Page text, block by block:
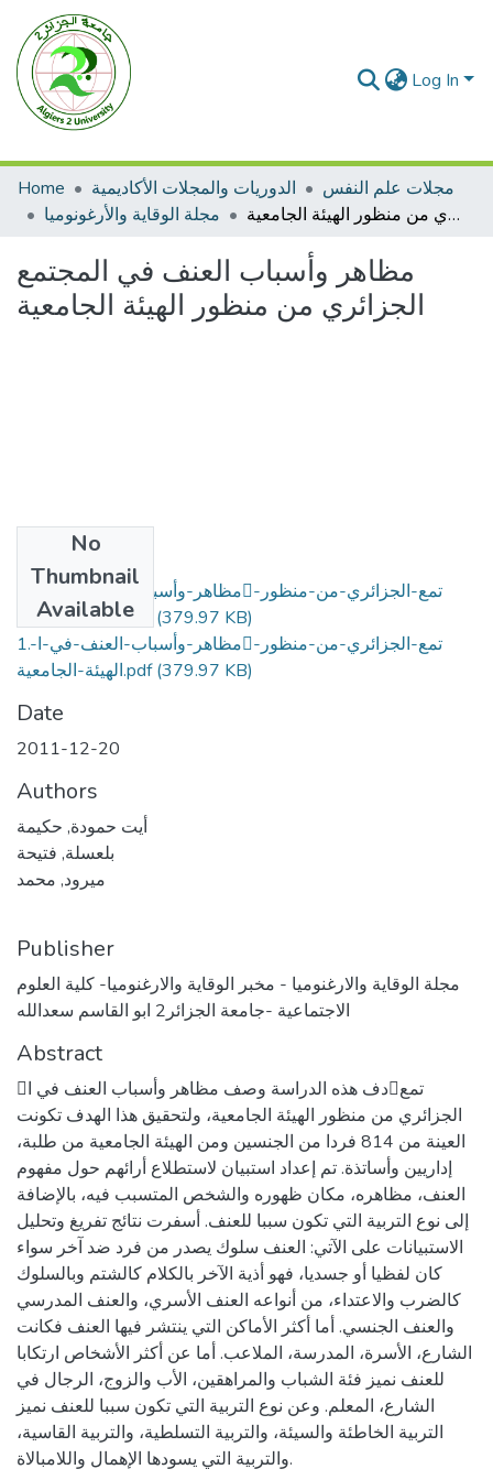
Log In
Home الدوريات والمجلات الأكاديمية
مجلات علم النفس
مجلة الوقاية والأرغونوميا
مظاهر وأسباب العنف في المجتمع الجزائري من منظور الهيئة الجامعية
مظاهر وأسباب العنف في المجتمع
الجزائري من منظور الهيئة الجامعية
No
Thumbnail
Available
1.-مظاهر-وأسباب-العنف-في-اتمع-الجزائري-من-منظور-
الهيئة-الجامعية.pdf (379.97 KB)
1.-مظاهر-وأسباب-العنف-في-اتمع-الجزائري-من-منظور-
الهيئة-الجامعية.pdf(379.97 KB)
Date
2011-12-20
Authors
أيت حمودة, حكيمة
بلعسلة, فتيحة
ميرود, محمد
Publisher
مجلة الوقاية والارغنوميا - مخبر الوقاية والارغنوميا- كلية العلوم
الاجتماعية -جامعة الجزائر2 ابو القاسم سعدالله
Abstract
دف هذه الدراسة وصف مظاهر وأسباب العنف في اتمع
الجزائري من منظور الهيئة الجامعية، ولتحقيق هذا الهدف تكونت
العينة من 814 فردا من الجنسين ومن الهيئة الجامعية من طلبة،
إداريين وأساتذة. تم إعداد استبيان لاستطلاع أرائهم حول مفهوم
العنف، مظاهره، مكان ظهوره والشخص المتسبب فيه، بالإضافة
إلى نوع التربية التي تكون سببا للعنف. أسفرت نتائج تفريغ وتحليل
الاستبيانات على الآتي: العنف سلوك يصدر من فرد ضد آخر سواء
كان لفظيا أو جسديا، فهو أذية الآخر بالكلام كالشتم وبالسلوك
كالضرب والاعتداء، من أنواعه العنف الأسري، والعنف المدرسي
والعنف الجنسي. أما أكثر الأماكن التي ينتشر فيها العنف فكانت
الشارع، الأسرة، المدرسة، الملاعب. أما عن أكثر الأشخاص ارتكابا
للعنف نميز فئة الشباب والمراهقين، الأب والزوج، الرجال في
الشارع، المعلم. وعن نوع التربية التي تكون سببا للعنف نميز
التربية الخاطئة والسيئة، والتربية التسلطية، والتربية القاسية،
والتربية التي يسودها الإهمال واللامبالاة.